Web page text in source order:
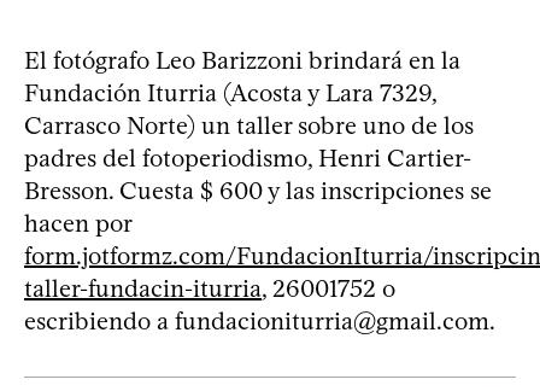
El fotógrafo Leo Barizzoni brindará en la
Fundación Iturria (Acosta y Lara 7329,
Carrasco Norte) un taller sobre uno de los
padres del fotoperiodismo, Henri Cartier-
Bresson. Cuesta $ 600 y las inscripciones se
hacen por
form.jotformz.com/FundacionIturria/
taller-fundacin-iturria, 26001752 o
escribiendo a fundacioniturria@gmail.com.